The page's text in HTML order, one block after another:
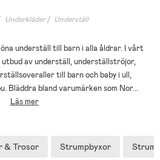
Underkläder Underställ
underställ till barn i alla åldrar. I vårt
av underställ, underställströjor,
till barn och baby i ull,
Bläddra bland varumärken som Nor...
Läs mer
& Trosor Strumpbyxor